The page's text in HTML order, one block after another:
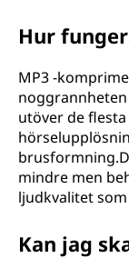
Hur
MP3 -
utöver de
mindre men
ljudkvalitet
Kan jag